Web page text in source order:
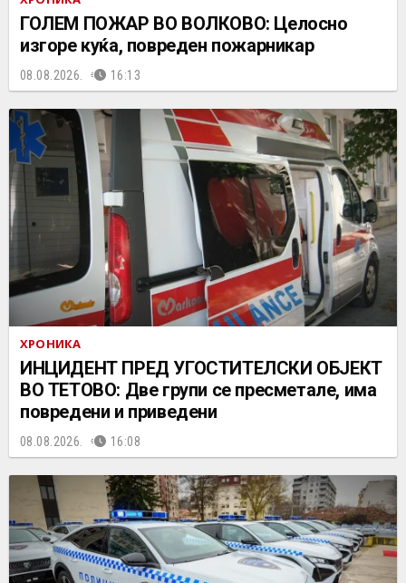
ГОЛЕМ ПОЖАР ВО ВОЛКОВО: Целосно
изгоре куќа, повреден пожарникар
08.08.2026. 16:13
ХРОНИКА
ИНЦИДЕНТ ПРЕД УГОСТИТЕЛСКИ ОБЈЕКТ
ВО ТЕТОВО: Две групи се пресметале, има
повредени и приведени
08.08.2026. 16:08